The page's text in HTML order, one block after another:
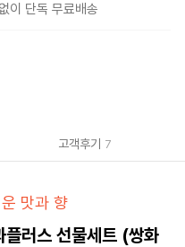
이 단독 무료배송
고객후기 7
맛과 향
러스 선물세트 (쌍화